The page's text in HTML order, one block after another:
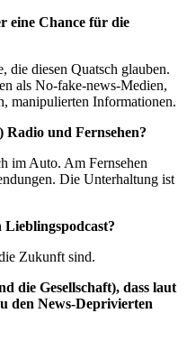
eine Chance für die
die diesen Quatsch glauben.
als No-fake-news-Medien,
manipulierten Informationen.
Radio und Fernsehen?
im Auto. Am Fernsehen
Die Unterhaltung ist
Lieblingspodcast?
Zukunft sind.
die Gesellschaft), dass laut
den News-Deprivierten